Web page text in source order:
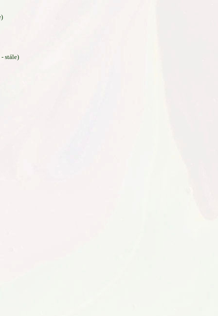
stále)